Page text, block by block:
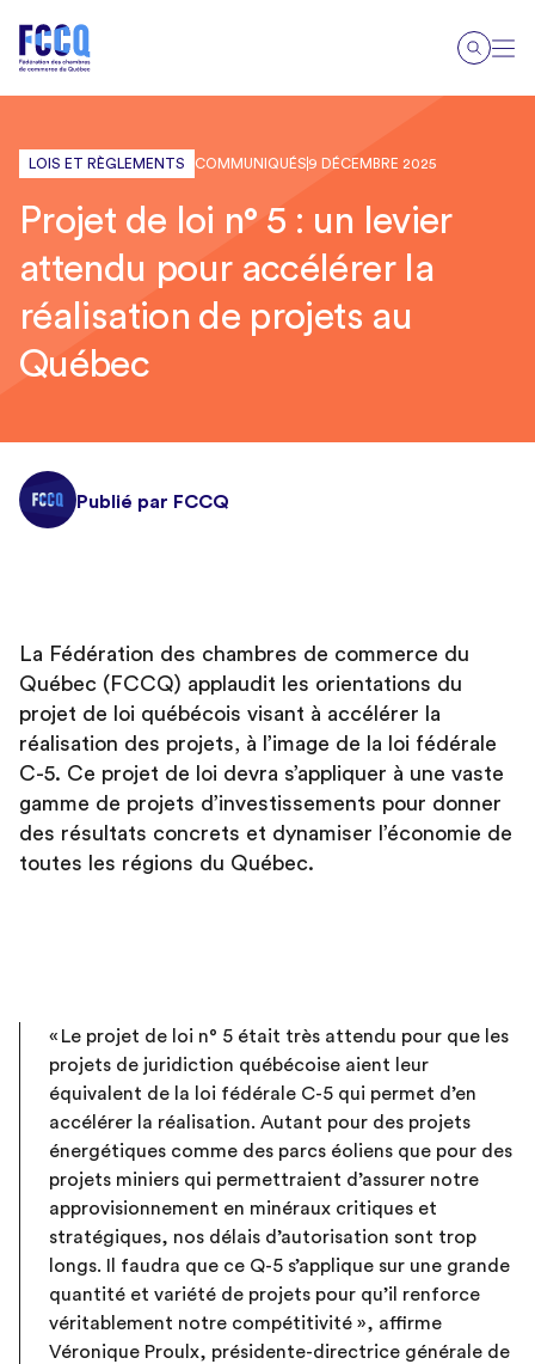
LOIS ET RÈGLEMENTS COMMUNIQUÉS 9 DÉCEMBRE 2025
Projet de loi n° 5 : un levier
attendu pour accélérer la
réalisation de projets au
Québec
Publié par FCCQ
La Fédération des chambres de commerce du
Québec (FCCQ) applaudit les orientations du
projet de loi québécois visant à accélérer la
réalisation des projets, à l’image de la loi fédérale
C-5. Ce projet de loi devra s’appliquer à une vaste
gamme de projets d’investissements pour donner
des résultats concrets et dynamiser l’économie de
toutes les régions du Québec.
« Le projet de loi n° 5 était très attendu pour que les
projets de juridiction québécoise aient leur
équivalent de la loi fédérale C-5 qui permet d’en
accélérer la réalisation. Autant pour des projets
énergétiques comme des parcs éoliens que pour des
projets miniers qui permettraient d’assurer notre
approvisionnement en minéraux critiques et
stratégiques, nos délais d’autorisation sont trop
longs. Il faudra que ce Q-5 s’applique sur une grande
quantité et variété de projets pour qu’il renforce
véritablement notre compétitivité », affirme
Véronique Proulx, présidente-directrice générale de